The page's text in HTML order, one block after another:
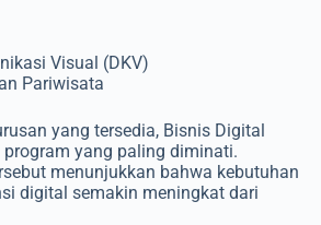
Visual (DKV)
Pariwisata
yang tersedia, Bisnis Digital
yang paling diminati.
menunjukkan bahwa kebutuhan
digital semakin meningkat dari